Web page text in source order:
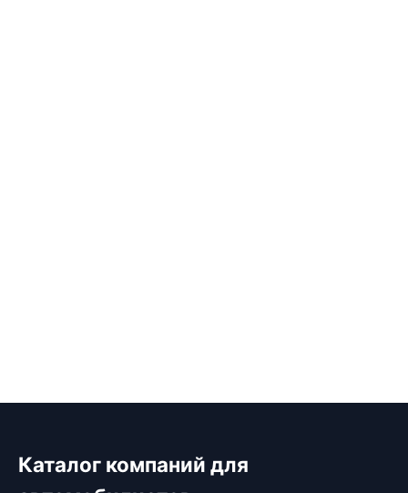
Каталог компаний для